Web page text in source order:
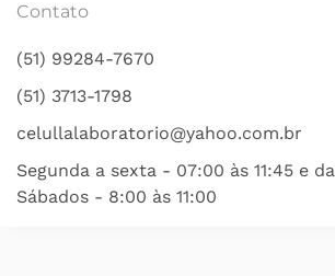
Contato
(51) 99284-7670
(51) 3713-1798
celullalaboratorio@yahoo.com.br
Segunda a sexta - 07:00 às 11:45 e
Sábados - 8:00 às 11:00